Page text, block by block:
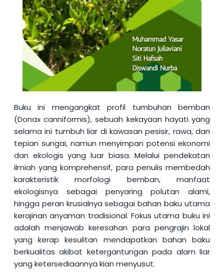
Buku ini mengangkat profil tumbuhan bemban
(Donax canniformis), sebuah kekayaan hayati yang
selama ini tumbuh liar di kawasan pesisir, rawa, dan
tepian sungai, namun menyimpan potensi ekonomi
dan ekologis yang luar biasa. Melalui pendekatan
ilmiah yang komprehensif, para penulis membedah
karakteristik morfologi bemban, manfaat
ekologisnya sebagai penyaring polutan alami,
hingga peran krusialnya sebagai bahan baku utama
kerajinan anyaman tradisional. Fokus utama buku ini
adalah menjawab keresahan para pengrajin lokal
yang kerap kesulitan mendapatkan bahan baku
berkualitas akibat ketergantungan pada alam liar
yang ketersediaannya kian menyusut.